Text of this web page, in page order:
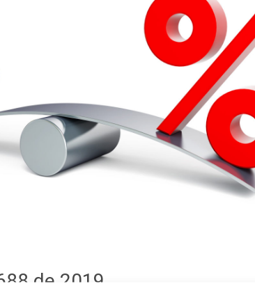
de 2019